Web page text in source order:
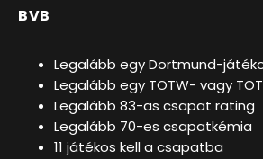
BVB
Legalább egy Dortmund-
Legalább egy TOTW- vagy
Legalább 83-as csapat rating
Legalább 70-es csapatkémia
11 játékos kell a csapatba